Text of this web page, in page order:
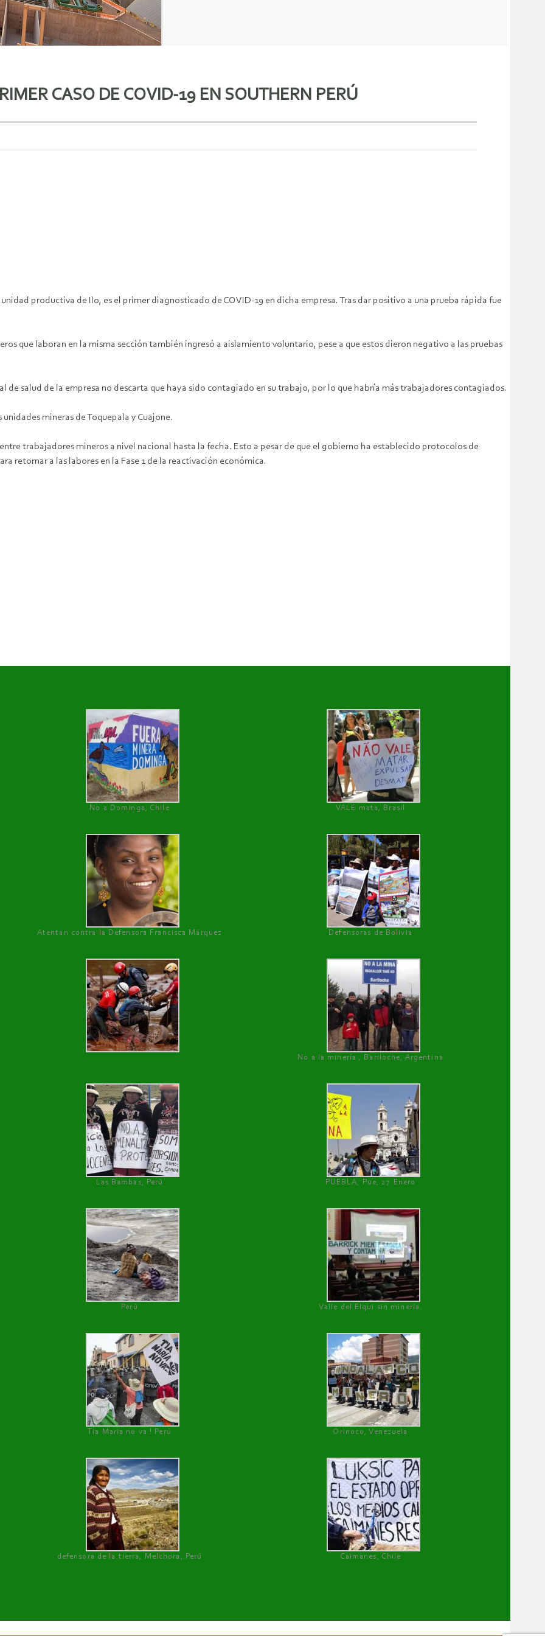
CASO DE COVID-19 EN SOUTHERN PERÚ
productiva de Ilo, es el primer diagnosticado de COVID-19 en dicha empresa. Tras dar positivo a una prueba rápida fue
que laboran en la misma sección también ingresó a aislamiento voluntario, pese a que estos dieron negativo a las pruebas
de salud de la empresa no descarta que haya sido contagiado en su trabajo, por lo que habría más trabajadores contagiados.
mineras de Toquepala y Cuajone.
trabajadores mineros a nivel nacional hasta la fecha. Esto a pesar de que el gobierno ha establecido protocolos de
retornar a las labores en la Fase 1 de la reactivación económica.
No a Dominga, Chile
VALE mata, Brasil
Atentan contra la Defensora Francisca Márquez Defensoras de Bolivia
No a la minería , Bariloche, Argentina
Las Bambas, Perú PUEBLA, Pue, 27 Enero
Perú Valle del Elqui sin minería.
Tía María no va ! Perú Orinoco, Venezuela
defensora de la tierra, Melchora, Perú Caimanes, Chile